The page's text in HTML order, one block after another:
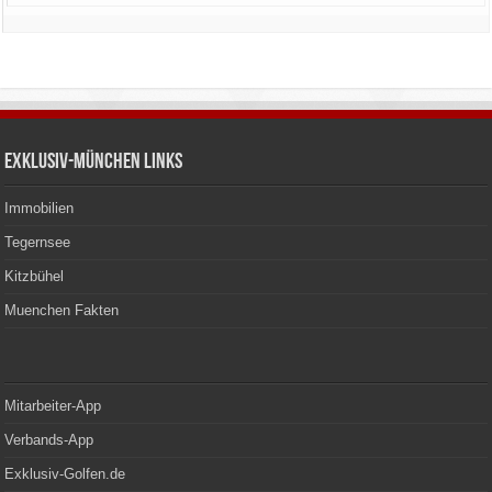
Exklusiv-München Links
Immobilien
Tegernsee
Kitzbühel
Muenchen Fakten
Mitarbeiter-App
Verbands-App
Exklusiv-Golfen.de